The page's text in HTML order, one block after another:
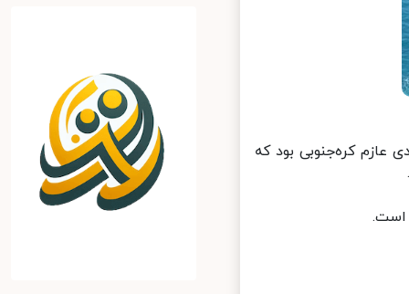
عازم کره‌جنوبی بود که